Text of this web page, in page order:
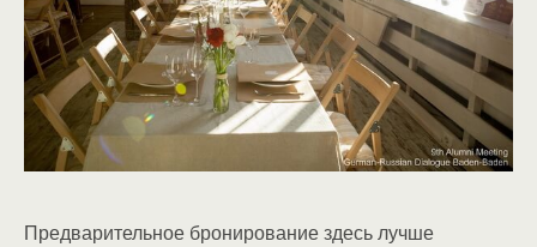
Предварительное бронирование здесь лучше